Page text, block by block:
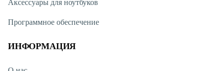
Программное обеспечение
ИНФОРМАЦИЯ